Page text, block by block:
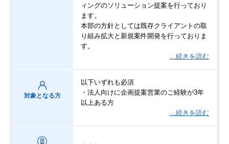
ィングのソリューション提案を行っており
ます。
本部の方針としては既存クライアントの取
り組み拡大と新規案件開発を行っておりま
す。
…続きを読む
対象となる方
以下いずれも必須
・法人向けに企画提案営業のご経験が3年
以上ある方
…続きを読む